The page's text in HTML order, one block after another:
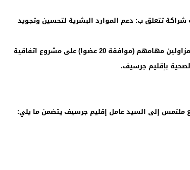
اتفاقية شراكة تتعلق ب: دعم الموارد البشرية لتحسين وتجويد
المقرر المتخذ من طرف المجلس: صوت المجلس بأغلبية الاعضاء المزاولين مهامهم (موافقة 20 عضوا) على مشروع اتفاقية
بإقليم جرسيف.